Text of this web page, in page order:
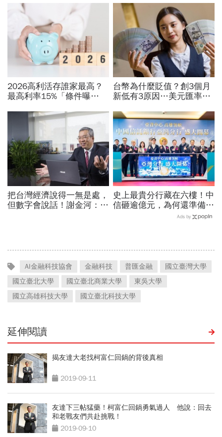
2026高利活存誰家最高？
最高利率15%「條件曝
南、台銀…9家利息翻倍秘
台幣為什麼貶值？創3個月
新低有3原因…美元匯率接
兩大關鍵
把台灣經濟說得一無是處，
但數字會說話！謝金河：中
史上最貴分行藏在六樓！中
信砸逾億元，為何還準備一
間「不常用」的會議室？
Ads by
AI金融科技協會 金融科技 普匯金融
國立臺灣大學
國立臺北大學
國立臺北商業大學
東吳大學
國立高雄科技大學
國立臺北科技大學
延伸閱讀
揭友達大老找柯富仁回鍋的背後真相
2019-09-11
友達下三帖猛藥！柯富仁回鍋勇氣過人 他說：回去
和老戰友們共赴挑戰！
2019-09-10